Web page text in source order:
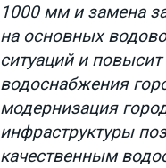
1000 мм и замена
на основных
ситуаций и
водоснабжения
модернизация
инфраструктуры
качественным